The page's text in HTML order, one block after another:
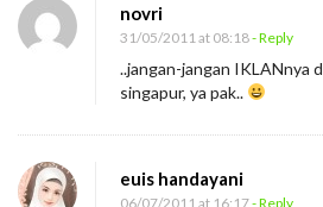
novri
31/05/2011 at 08:18- Reply
..jangan-jangan IKLANnya
singapur, ya pak..
euis handayani
06/07/2011 at 16:17- Reply